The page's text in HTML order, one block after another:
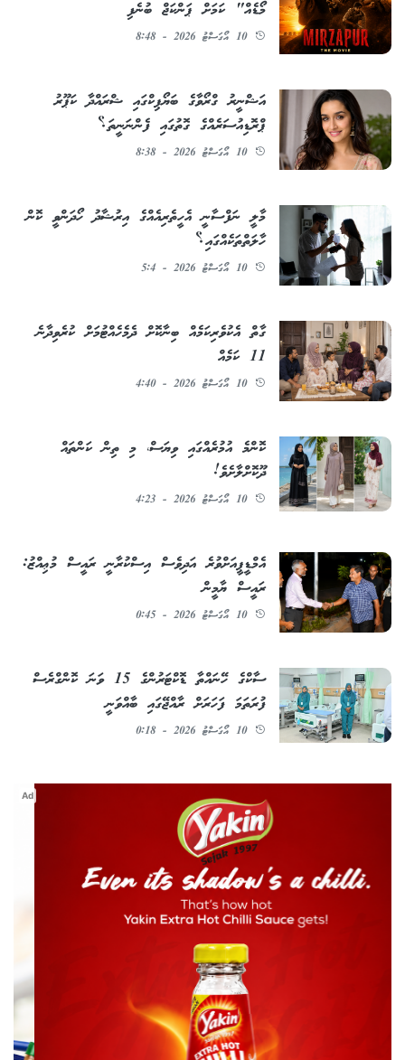
މޯޑެއް" ކަމަށް ޕަންކަޖް ބުނެފި
10 އޯގަސްޓު 2026 - 8:48
އަޝްނީރު ގްރޯވާގެ ބަޔޯޕިކްގައި ޝްރައްދާ ކަޕޫރު
ޕްރޮޑިއުސަރެއްގެ ގޮތުގައި ފެންނަނީތަ؟
10 އޯގަސްޓު 2026 - 8:38
މާލީ ނަފްސާނީ އެހީތެރިއެއްގެ އިރުޝާދު ހޯދަންވީ ކޮން
ހާލަތްތަކެއްގައި؟
10 އޯގަސްޓު 2026 - 5:4
ގާތް އެކުވެރިކަމެއް ބިނާކޮށް ދެމެހެއްޓުމަށް ކުރެވިދާނެ
11 ކަމެއް
10 އޯގަސްޓު 2026 - 4:40
ކޮންމެ އުމުރެއްގައި ވިޔަސް، މި ތިން ކަންތައް
ދޫކޮށްލާށެވެ!
10 އޯގަސްޓު 2026 - 4:23
އެމްޑީޕީއަށްވުރެ އަދިވެސް އިސްކުރާނީ ރައީސް މުޢިއްޒު:
ރައީސް ޔާމީން
10 އޯގަސްޓު 2026 - 0:45
ސާކްގެ ހޭނައްތާ ޑޮކްޓަރުންގެ 15 ވަނަ ކޮންގްރެސް
ފުރަތަމަ ފަހަރަށް ރާއްޖޭގައި ބާއްވަނީ
10 އޯގަސްޓު 2026 - 0:18
Ad